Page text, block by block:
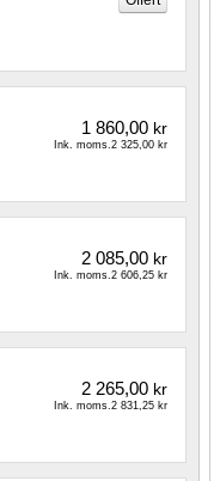
1 860,00kr
Ink. moms.2 325,00 kr
2 085,00kr
Ink. moms.2 606,25 kr
2 265,00kr
Ink. moms.2 831,25 kr